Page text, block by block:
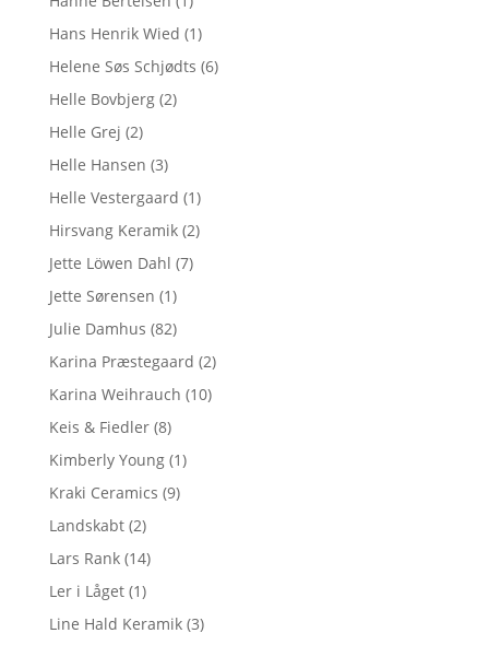
Hans Henrik Wied (1)
Helene Søs Schjødts (6)
Helle Bovbjerg (2)
Helle Grej (2)
Helle Hansen (3)
Helle Vestergaard (1)
Hirsvang Keramik (2)
Jette Löwen Dahl (7)
Jette Sørensen (1)
Julie Damhus (82)
Karina Præstegaard (2)
Karina Weihrauch (10)
Keis & Fiedler (8)
Kimberly Young (1)
Kraki Ceramics (9)
Landskabt (2)
Lars Rank (14)
Ler i Låget (1)
Line Hald Keramik (3)